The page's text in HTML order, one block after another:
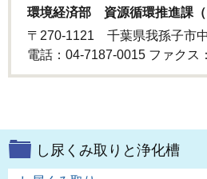
環境経済部 資源循環推進課（
〒270-1121 千葉県我孫子市
電話：04-7187-0015 ファクス
し尿くみ取りと浄化槽